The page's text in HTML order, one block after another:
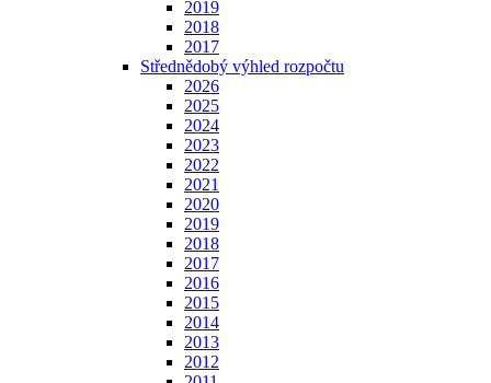
2019
2018
2017
Střednědobý výhled rozpočtu
2026
2025
2024
2023
2022
2021
2020
2019
2018
2017
2016
2015
2014
2013
2012